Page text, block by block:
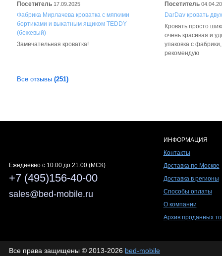
Посетитель 17.09.2025
Фабрика Мирлачева кроватка с мягкими
бортиками и выкатным ящиком TEDDY
(бежевый)
Замечательная кроватка!
Посетитель
DarDav кровать
Кровать просто
очень красивая и
упаковка с
рекомендую
Все отзывы (251)
Ежедневно c 10.00 до 21.00 (МСК)
+7 (495)156-40-00
sales@bed-mobile.ru
ИНФОРМАЦИЯ
Контакты
Доставка по Москве
Доставка в регионы
Способы оплаты
О компании
Архив проданных
Все права защищены © 2013-2026 bed-mobile